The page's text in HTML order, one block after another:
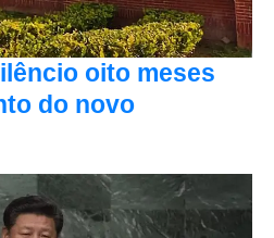
oito meses
do novo